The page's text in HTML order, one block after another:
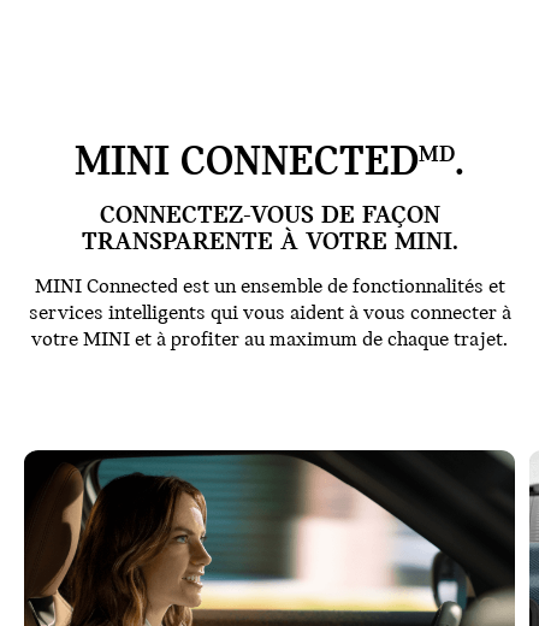
MINI CONNECTEDMD.
CONNECTEZ-VOUS DE FAÇON
TRANSPARENTE À VOTRE MINI.
MINI Connected est un ensemble de fonctionnalités et
services intelligents qui vous aident à vous connecter à
votre MINI et à profiter au maximum de chaque trajet.